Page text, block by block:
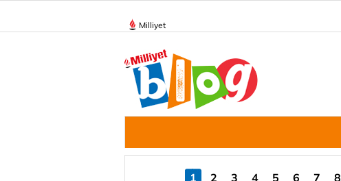
Milliyet
1 2 3 4 5 6 7 8